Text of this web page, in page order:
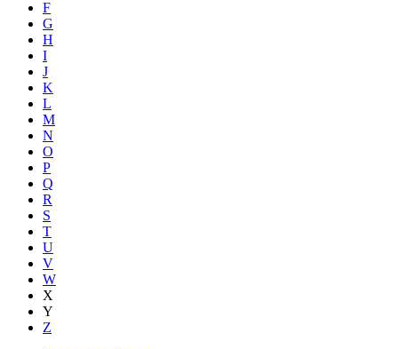
F
G
H
I
J
K
L
M
N
O
P
Q
R
S
T
U
V
W
X
Y
Z